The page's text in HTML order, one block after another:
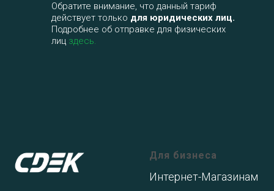
Обратите внимание, что данный тариф
действует только для юридических лиц.
Подробнее об отправке для физических
лиц здесь.
Для бизнеса
Интернет-Магазинам